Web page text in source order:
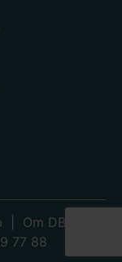
Om DBK
77 88